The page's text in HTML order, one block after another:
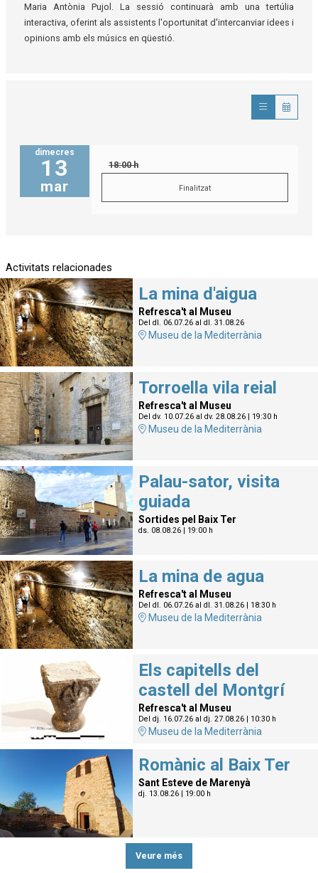
Maria Antònia Pujol. La sessió continuarà amb una tertúlia
interactiva, oferint als assistents l'oportunitat d'intercanviar idees i
opinions amb els músics en qüestió.
dimecres
13
mar
18:00 h
Finalitzat
Activitats relacionades
La mina d'aigua
Refresca't al Museu
Del dl. 06.07.26al dl. 31.08.26
Museu de la Mediterrània
Torroella vila reial
Refresca't al Museu
Del dv. 10.07.26al dv. 28.08.26| 19:30 h
Museu de la Mediterrània
Palau-sator, visita
guiada
Sortides pel Baix Ter
ds. 08.08.26| 19:00 h
La mina de agua
Refresca't al Museu
Del dl. 06.07.26al dl. 31.08.26| 18:30 h
Museu de la Mediterrània
Els capitells del
castell del Montgrí
Refresca't al Museu
Del dj. 16.07.26al dj. 27.08.26| 10:30 h
Museu de la Mediterrània
Romànic al Baix Ter
Sant Esteve de Marenyà
dj. 13.08.26| 19:00 h
Veure més